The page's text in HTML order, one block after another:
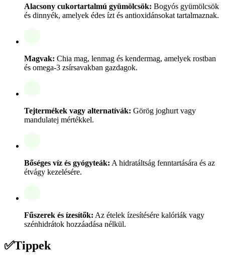
Alacsony cukortartalmú gyümölcsök: Bogyós gyümölcsök
és dinnyék, amelyek édes ízt és antioxidánsokat tartalmaznak.
Magvak: Chia mag, lenmag és kendermag, amelyek rostban
és omega-3 zsírsavakban gazdagok.
Tejtermékek vagy alternatívák: Görög joghurt vagy
mandulatej mértékkel.
Bőséges víz és gyógyteák: A hidratáltság fenntartására és az
étvágy kezelésére.
Fűszerek és ízesítők: Az ételek ízesítésére kalóriák vagy
szénhidrátok hozzáadása nélkül.
✅Tippek